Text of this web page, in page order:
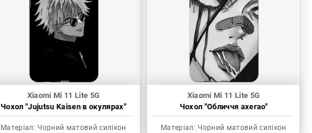
Xiaomi Mi 11 Lite 5G
Чохол "Jujutsu Kaisen в окулярах"
Матеріал: Чорний матовий силікон
Xiaomi Mi 11 Lite 5G
Чохол "Обличчя ахегао"
Матеріал: Чорний матовий силікон